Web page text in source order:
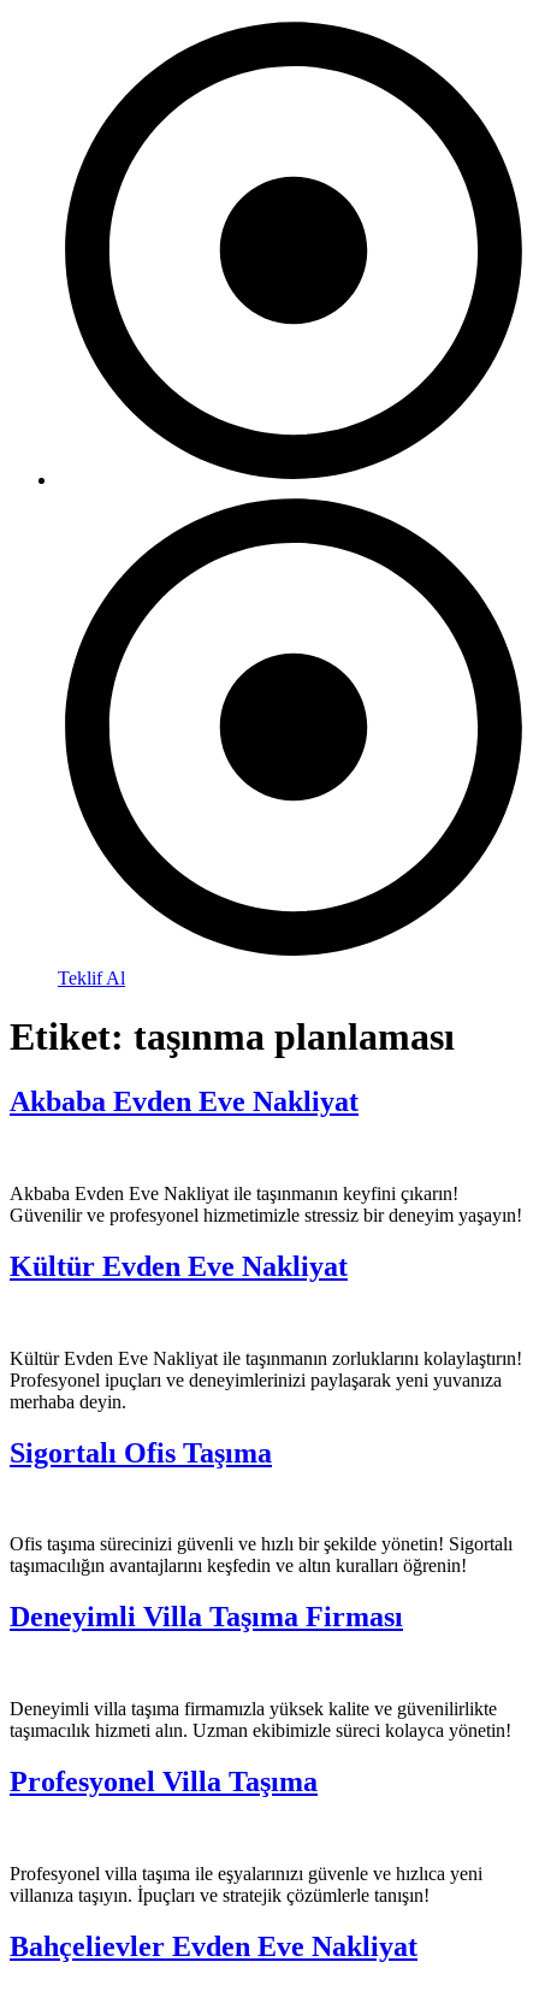
Teklif Al
Etiket: taşınma planlaması
Akbaba Evden Eve Nakliyat
Akbaba Evden Eve Nakliyat ile taşınmanın keyfini çıkarın!
Güvenilir ve profesyonel hizmetimizle stressiz bir deneyim yaşayın!
Kültür Evden Eve Nakliyat
Kültür Evden Eve Nakliyat ile taşınmanın zorluklarını kolaylaştırın!
Profesyonel ipuçları ve deneyimlerinizi paylaşarak yeni yuvanıza
merhaba deyin.
Sigortalı Ofis Taşıma
Ofis taşıma sürecinizi güvenli ve hızlı bir şekilde yönetin! Sigortalı
taşımacılığın avantajlarını keşfedin ve altın kuralları öğrenin!
Deneyimli Villa Taşıma Firması
Deneyimli villa taşıma firmamızla yüksek kalite ve güvenilirlikte
taşımacılık hizmeti alın. Uzman ekibimizle süreci kolayca yönetin!
Profesyonel Villa Taşıma
Profesyonel villa taşıma ile eşyalarınızı güvenle ve hızlıca yeni
villanıza taşıyın. İpuçları ve stratejik çözümlerle tanışın!
Bahçelievler Evden Eve Nakliyat